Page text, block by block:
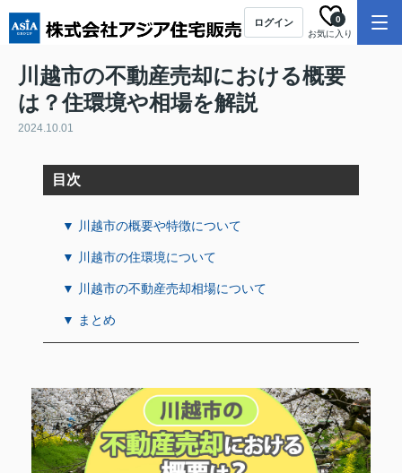
ログイン
お気に入り
0
川越市の不動産売却における概要
は？住環境や相場を解説
2024.10.01
目次
▼ 川越市の概要や特徴について
▼ 川越市の住環境について
▼ 川越市の不動産売却相場について
▼ まとめ